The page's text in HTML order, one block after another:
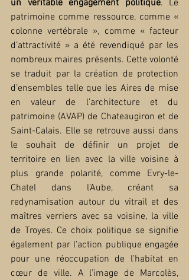
un véritable engagement politique. Le
patrimoine comme ressource, comme «
colonne vertébrale », comme « facteur
d’attractivité » a été revendiqué par les
nombreux maires présents. Cette volonté
se traduit par la création de protection
d’ensembles telle que les Aires de mise
en valeur de l’architecture et du
patrimoine (AVAP) de Chateaugiron et de
Saint-Calais. Elle se retrouve aussi dans
le souhait de définir un projet de
territoire en lien avec la ville voisine à
plus grande polarité, comme Evry-le-
Chatel dans l’Aube, créant sa
redynamisation autour du vitrail et des
maîtres verriers avec sa voisine, la ville
de Troyes. Ce choix politique se signifie
également par l’action publique engagée
pour une réoccupation de l’habitat en
cœur de ville. A l’image de Marcolès,